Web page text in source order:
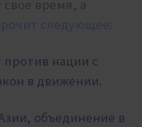
время, а
следующее:
против нации с
в движении.
объединение в